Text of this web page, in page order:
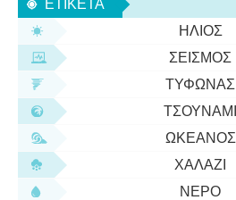
αλδεΰδη, η τελευταία
ΕΤΙΚΈΤΑ
ΉΛΙΟΣ
ΣΕΙΣΜΌΣ
ΤΥΦΏΝΑΣ
ΤΣΟΥΝΆΜΙ
ΩΚΕΑΝΌΣ
ΧΑΛΆΖΙ
ΝΕΡΌ